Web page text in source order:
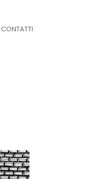
CONTATTI